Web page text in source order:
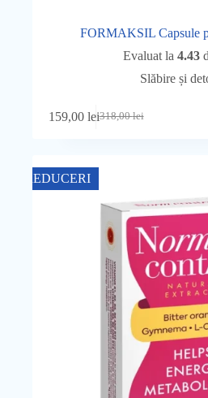
FORMAKSIL Capsule
Evaluat la 4.43
Slăbire și
318,00lei
Prețul
fost:
159,00 leiPrețul
159,00 lei.
REDUCERI